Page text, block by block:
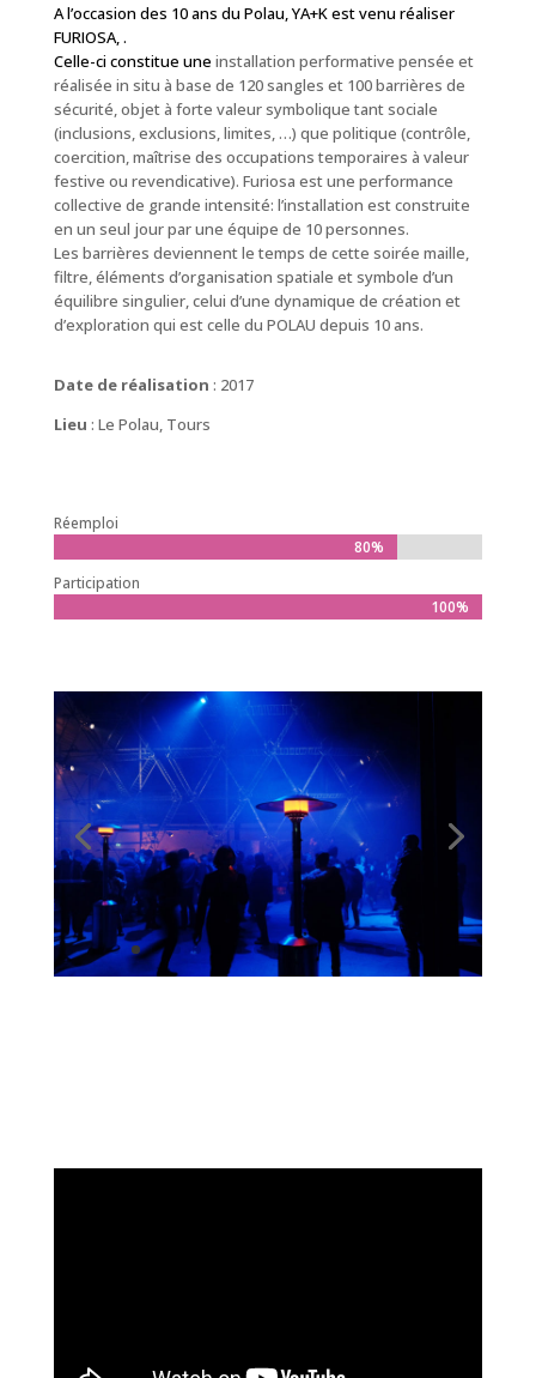
A l’occasion des 10 ans du Polau, YA+K est venu réaliser
FURIOSA, .
Celle-ci constitue une installation performative pensée et
réalisée in situ à base de 120 sangles et 100 barrières de
sécurité, objet à forte valeur symbolique tant sociale
(inclusions, exclusions, limites, …) que politique (contrôle,
coercition, maîtrise des occupations temporaires à valeur
festive ou revendicative). Furiosa est une performance
collective de grande intensité: l’installation est construite
en un seul jour par une équipe de 10 personnes.
Les barrières deviennent le temps de cette soirée maille,
filtre, éléments d’organisation spatiale et symbole d’un
équilibre singulier, celui d’une dynamique de création et
d’exploration qui est celle du POLAU depuis 10 ans.
Date de réalisation : 2017
Lieu : Le Polau, Tours
Réemploi
80%
80%
Participation
100%
100%